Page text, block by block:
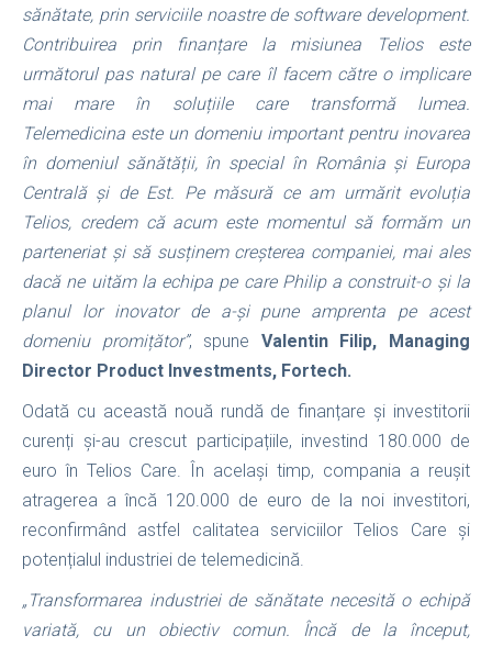
sănătate, prin serviciile noastre de software development.
Contribuirea prin finanțare la misiunea Telios este
următorul pas natural pe care îl facem către o implicare
mai mare în soluțiile care transformă lumea.
Telemedicina este un domeniu important pentru inovarea
în domeniul sănătății, în special în România și Europa
Centrală și de Est. Pe măsură ce am urmărit evoluția
Telios, credem că acum este momentul să formăm un
parteneriat și să susținem creșterea companiei, mai ales
dacă ne uităm la echipa pe care Philip a construit-o și la
planul lor inovator de a-și pune amprenta pe acest
domeniu promițător”, spune Valentin Filip, Managing
Director Product Investments, Fortech.
Odată cu această nouă rundă de finanțare și investitorii
curenți și-au crescut participațiile, investind 180.000 de
euro în Telios Care. În același timp, compania a reușit
atragerea a încă 120.000 de euro de la noi investitori,
reconfirmând astfel calitatea serviciilor Telios Care și
potențialul industriei de telemedicină.
„Transformarea industriei de sănătate necesită o echipă
variată, cu un obiectiv comun. Încă de la început,